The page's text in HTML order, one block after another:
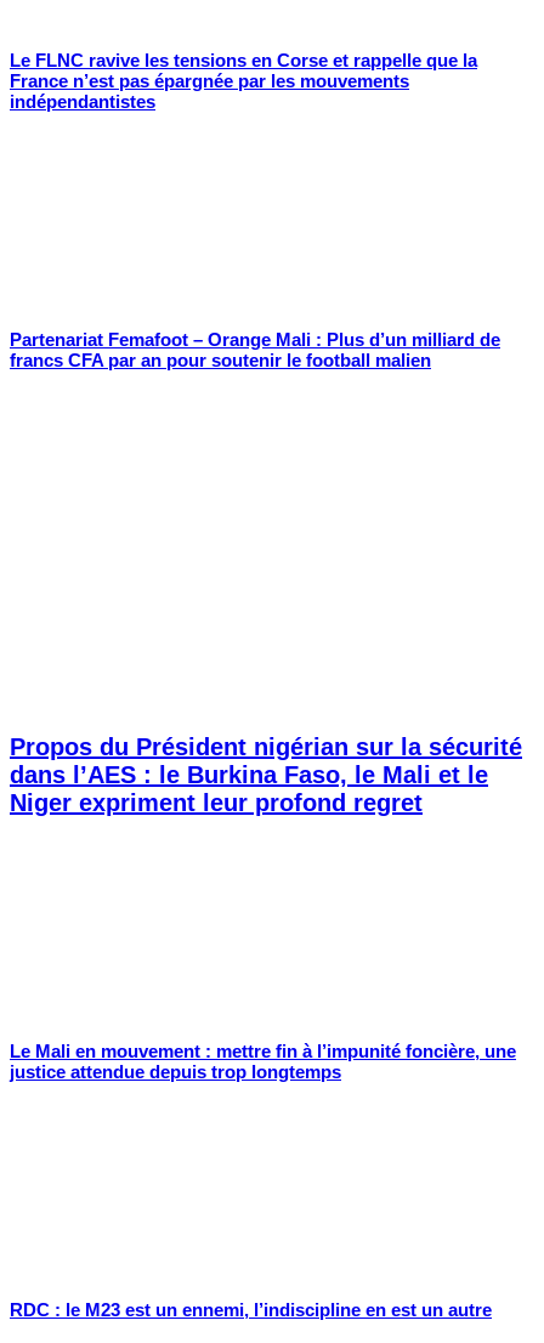
Le FLNC ravive les tensions en Corse et rappelle que la
France n’est pas épargnée par les mouvements
indépendantistes
Partenariat Femafoot – Orange Mali : Plus d’un milliard de
francs CFA par an pour soutenir le football malien
Propos du Président nigérian sur la sécurité
dans l’AES : le Burkina Faso, le Mali et le
Niger expriment leur profond regret
Le Mali en mouvement : mettre fin à l’impunité foncière, une
justice attendue depuis trop longtemps
RDC : le M23 est un ennemi, l’indiscipline en est un autre